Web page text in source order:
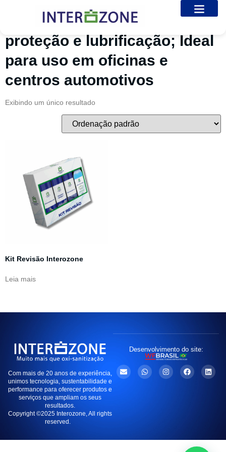
/ Produtos marcados com a tag “proteção e lubrificação;
Ideal para uso em oficinas e centros automotivos”
proteção e lubrificação; Ideal
para uso em oficinas e
centros automotivos
Exibindo um único resultado
Kit Revisão Interozone
Leia mais
Com mais de 20 anos de experiência,
unimos tecnologia, sustentabilidade e
performance para oferecer produtos e
serviços que ampliam os seus
resultados.
Copyright ©2025 Interozone, All rights
reserved.
Desenvolvimento do site: